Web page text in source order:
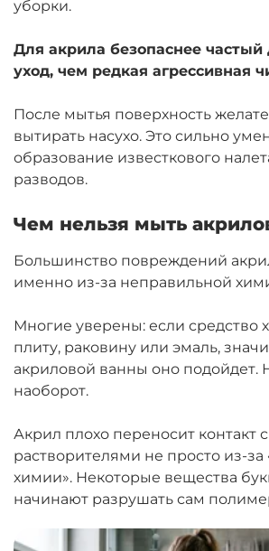
уборки.
Для акрила безопаснее
уход, чем редкая агрессивная
После мытья поверхность
вытирать насухо. Это сильно
образование известкового
разводов.
Чем нельзя мыть
Большинство повреждений
именно из-за неправильной
Многие уверены: если средство
плиту, раковину или эмаль,
акриловой ванны оно подойдет.
наоборот.
Акрил плохо переносит контакт с
растворителями не просто из-за
химии». Некоторые вещества
начинают разрушать сам